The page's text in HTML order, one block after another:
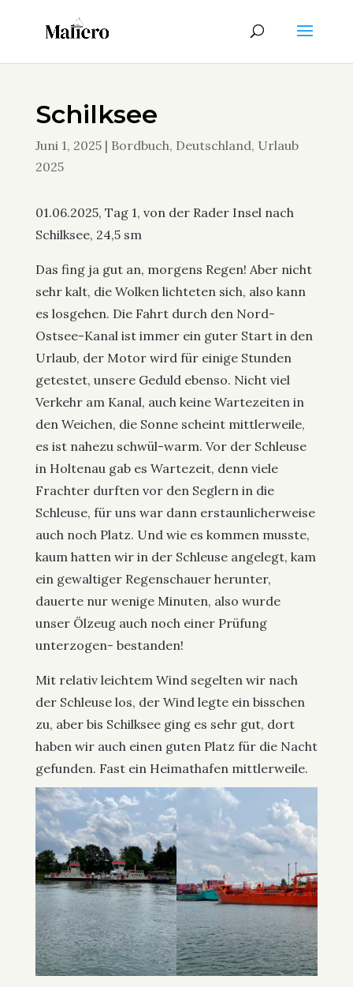
Schilksee
Juni 1, 2025| Bordbuch, Deutschland, Urlaub
2025
01.06.2025, Tag 1, von der Rader Insel nach
Schilksee, 24,5 sm
Das fing ja gut an, morgens Regen! Aber nicht
sehr kalt, die Wolken lichteten sich, also kann
es losgehen. Die Fahrt durch den Nord-
Ostsee-Kanal ist immer ein guter Start in den
Urlaub, der Motor wird für einige Stunden
getestet, unsere Geduld ebenso. Nicht viel
Verkehr am Kanal, auch keine Wartezeiten in
den Weichen, die Sonne scheint mittlerweile,
es ist nahezu schwül-warm. Vor der Schleuse
in Holtenau gab es Wartezeit, denn viele
Frachter durften vor den Seglern in die
Schleuse, für uns war dann erstaunlicherweise
auch noch Platz. Und wie es kommen musste,
kaum hatten wir in der Schleuse angelegt, kam
ein gewaltiger Regenschauer herunter,
dauerte nur wenige Minuten, also wurde
unser Ölzeug auch noch einer Prüfung
unterzogen- bestanden!
Mit relativ leichtem Wind segelten wir nach
der Schleuse los, der Wind legte ein bisschen
zu, aber bis Schilksee ging es sehr gut, dort
haben wir auch einen guten Platz für die Nacht
gefunden. Fast ein Heimathafen mittlerweile.